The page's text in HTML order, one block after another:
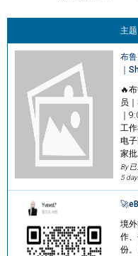
主题
布
｜
🔥
员
｜
工
电
家
By
5
境
作
份